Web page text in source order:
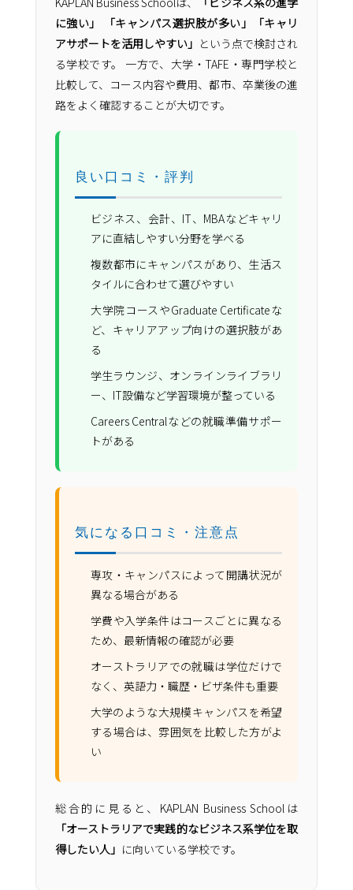
に強い」
「キャンパス選択肢が多い」
「キャリ
アサポートを活用しやすい」 という点で検討され
る学校です。 一方で、大学・TAFE・専門学校と
比較して、コース内容や費用、都市、卒業後の進
路をよく確認することが大切です。
良い口コミ・評判
ビジネス、会計、IT、MBAなどキャリ
アに直結しやすい分野を学べる
複数都市にキャンパスがあり、生活ス
タイルに合わせて選びやすい
大学院コースやGraduate Certificateな
ど、キャリアアップ向けの選択肢があ
る
学生ラウンジ、オンラインライブラリ
ー、IT設備など学習環境が整っている
Careers Centralなどの就職準備サポー
トがある
気になる口コミ・注意点
専攻・キャンパスによって開講状況が
異なる場合がある
学費や入学条件はコースごとに異なる
ため、最新情報の確認が必要
オーストラリアでの就職は学位だけで
なく、英語力・職歴・ビザ条件も重要
大学のような大規模キャンパスを希望
する場合は、雰囲気を比較した方がよ
い
総合的に見ると、KAPLAN Business Schoolは
「オーストラリアで実践的なビジネス系学位を取
得したい人」 に向いている学校です。